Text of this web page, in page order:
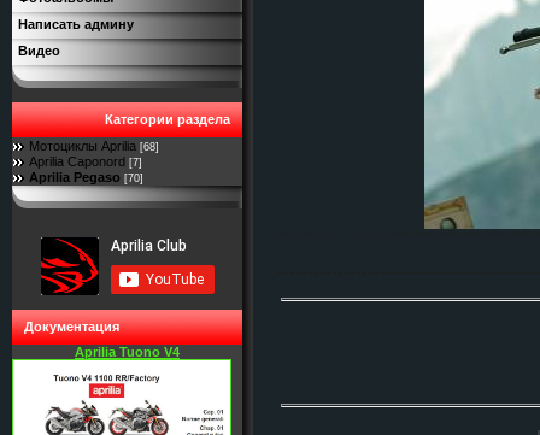
Написать админу
Видео
Категории раздела
Мотоциклы Aprilia [68]
Aprilia Caponord [7]
Aprilia Pegaso [70]
Документация
Aprilia Tuono V4